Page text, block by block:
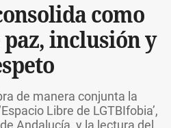
como
inclusión y
de manera conjunta la
Libre de LGTBIfobia’,
Andalucía, y la lectura del